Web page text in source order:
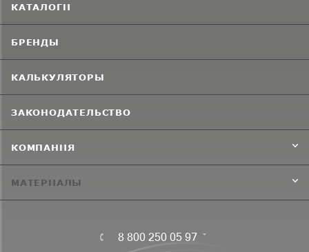
КАТАЛОГИ
БРЕНДЫ
КАЛЬКУЛЯТОРЫ
ЗАКОНОДАТЕЛЬСТВО
КОМПАНИЯ
МАТЕРИАЛЫ
8 800 250 05 97